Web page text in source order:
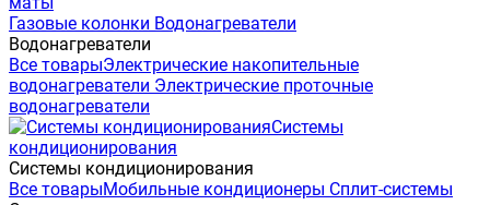
Газовые колонки Водонагреватели
Водонагреватели
Все товарыЭлектрические накопительные
водонагреватели Электрические проточные
водонагреватели
Системы
кондиционирования
Системы кондиционирования
Все товарыМобильные кондиционеры Сплит-системы